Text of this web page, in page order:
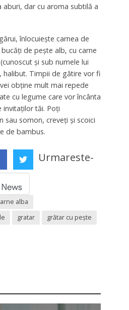
dar cu aroma subtilă a
înlocuiește carnea de
de pește alb, cu carne
și sub numele lui
halibut. Timpii de gătire vor fi
obține mult mai repede
cu legume care vor încânta
invitaților tăi. Poți
sau somon, creveți și scoici
de bambus.
Urmareste-
alba
gratar
grătar cu pește